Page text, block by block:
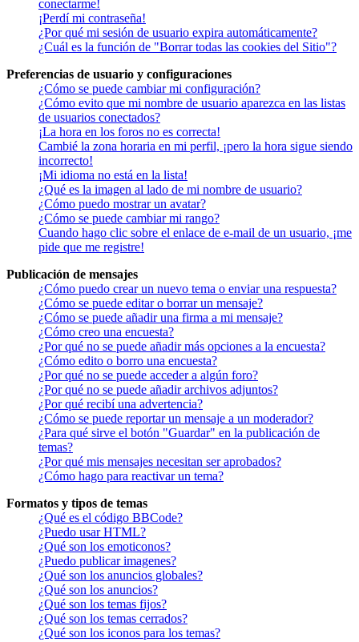
conectarme!
¡Perdí mi contraseña!
¿Por qué mi sesión de usuario expira automáticamente?
¿Cuál es la función de "Borrar todas las cookies del Sitio"?
Preferencias de usuario y configuraciones
¿Cómo se puede cambiar mi configuración?
¿Cómo evito que mi nombre de usuario aparezca en las listas
de usuarios conectados?
¡La hora en los foros no es correcta!
Cambié la zona horaria en mi perfil, ¡pero la hora sigue siendo
incorrecto!
¡Mi idioma no está en la lista!
¿Qué es la imagen al lado de mi nombre de usuario?
¿Cómo puedo mostrar un avatar?
¿Cómo se puede cambiar mi rango?
Cuando hago clic sobre el enlace de e-mail de un usuario, ¡me
pide que me registre!
Publicación de mensajes
¿Cómo puedo crear un nuevo tema o enviar una respuesta?
¿Cómo se puede editar o borrar un mensaje?
¿Cómo se puede añadir una firma a mi mensaje?
¿Cómo creo una encuesta?
¿Por qué no se puede añadir más opciones a la encuesta?
¿Cómo edito o borro una encuesta?
¿Por qué no se puede acceder a algún foro?
¿Por qué no se puede añadir archivos adjuntos?
¿Por qué recibí una advertencia?
¿Cómo se puede reportar un mensaje a un moderador?
¿Para qué sirve el botón "Guardar" en la publicación de
temas?
¿Por qué mis mensajes necesitan ser aprobados?
¿Cómo hago para reactivar un tema?
Formatos y tipos de temas
¿Qué es el código BBCode?
¿Puedo usar HTML?
¿Qué son los emoticonos?
¿Puedo publicar imagenes?
¿Qué son los anuncios globales?
¿Qué son los anuncios?
¿Qué son los temas fijos?
¿Qué son los temas cerrados?
¿Qué son los iconos para los temas?